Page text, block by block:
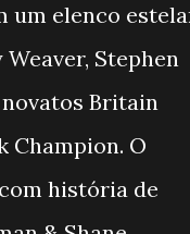
um elenco
Stephen
Britain
Champion. O
história de